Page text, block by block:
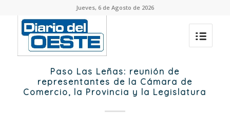
Jueves, 6 de Agosto de 2026
Paso Las Leñas: reunión de
representantes de la Cámara de
Comercio, la Provincia y la Legislatura